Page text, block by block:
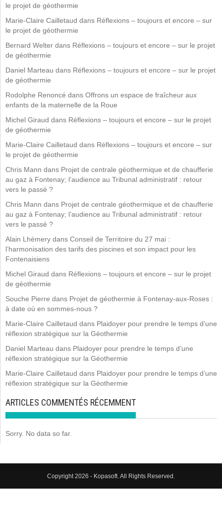
le projet de géothermie
Marie-Claire Cailletaud dans Réflexions – toujours et encore – sur
le projet de géothermie
Bernard Welter dans Réflexions – toujours et encore – sur le projet
de géothermie
Daniel Marteau dans Réflexions – toujours et encore – sur le projet
de géothermie
Rodolphe Renoncé dans Offrons un espace de fraîcheur aux
enfants de la maternelle de la Roue
Michel Giraud dans Réflexions – toujours et encore – sur le projet
de géothermie
Marie-Claire Cailletaud dans Réflexions – toujours et encore – sur
le projet de géothermie
Chris Mann dans Projet de centrale géothermique et de chaufferie
au gaz à Fontenay; l’audience au Tribunal administratif : retour
vers le passé ?
Chris Mann dans Projet de centrale géothermique et de chaufferie
au gaz à Fontenay; l’audience au Tribunal administratif : retour
vers le passé ?
Alain Lhémery dans Conseil de Territoire du 27 mai :
l’harmonisation des tarifs des piscines et son impact pour les
Fontenaisiens
Michel Giraud dans Réflexions – toujours et encore – sur le projet
de géothermie
Souche Pierre dans Projet de géothermie à Fontenay-aux-Roses :
à date où en sommes-nous ?
Marie-Claire Cailletaud dans Plaidoyer pour prendre le temps d’une
réflexion stratégique sur la Géothermie
Daniel Marteau dans Plaidoyer pour prendre le temps d’une
réflexion stratégique sur la Géothermie
Marie-Claire Cailletaud dans Plaidoyer pour prendre le temps d’une
réflexion stratégique sur la Géothermie
ARTICLES COMMENTÉS RÉCEMMENT
Sorry. No data so far.
Copyright 2026 - Kopasoft. All Rights Reserved.